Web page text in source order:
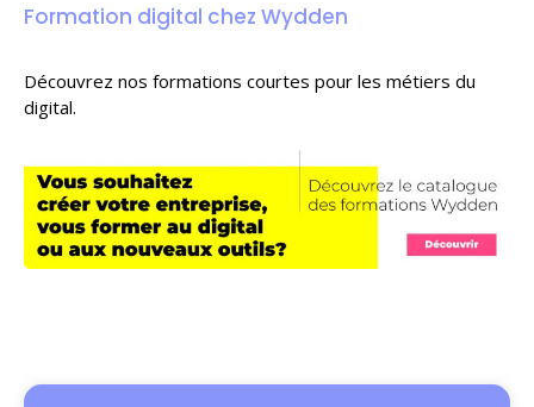
Formation digital chez Wydden
Découvrez nos formations courtes pour les métiers du
digital.